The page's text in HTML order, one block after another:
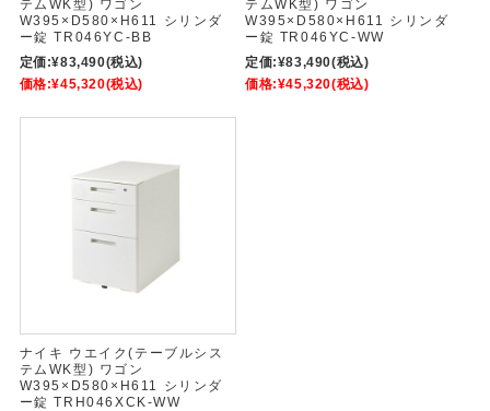
テムWK型) ワゴン
W395×D580×H611 シリンダ
ー錠 TR046YC-BB
定価:¥83,490(税込)
価格:¥45,320(税込)
テムWK型) ワゴン
W395×D580×H611 シリンダ
ー錠 TR046YC-WW
定価:¥83,490(税込)
価格:¥45,320(税込)
ナイキ ウエイク(テーブルシス
テムWK型) ワゴン
W395×D580×H611 シリンダ
ー錠 TRH046XCK-WW